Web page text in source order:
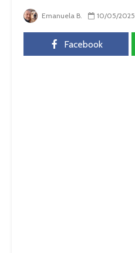
Emanuela B. 10/05/2025
Facebook